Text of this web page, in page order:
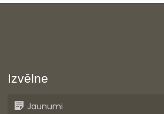
Izvēlne
Jaunumi